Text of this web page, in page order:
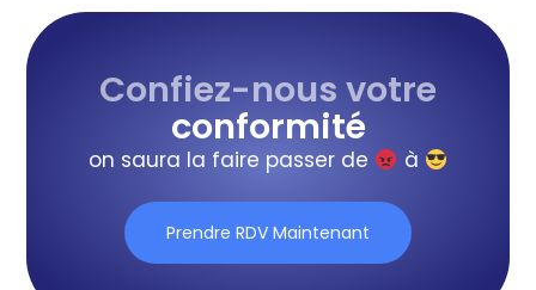
Confiez-nous votre
conformité
on saura la faire passer de à
Prendre RDV Maintenant